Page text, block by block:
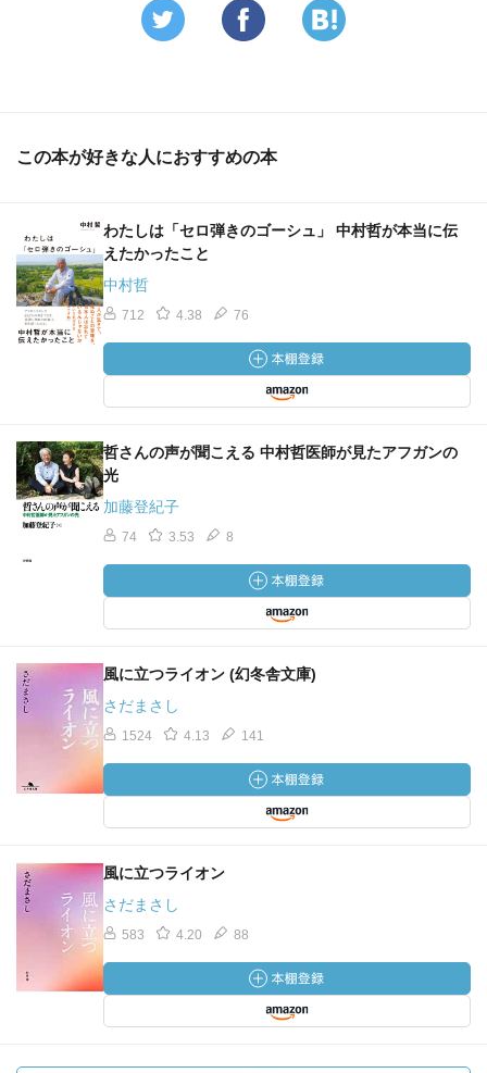
この本が好きな人におすすめの本
わたしは「セロ弾きのゴーシュ」 中村哲が本当に伝
えたかったこと
中村哲
712 4.38 76
哲さんの声が聞こえる 中村哲医師が見たアフガンの
光
加藤登紀子
74 3.53 8
風に立つライオン (幻冬舎文庫)
さだまさし
1524 4.13 141
風に立つライオン
さだまさし
583 4.20 88